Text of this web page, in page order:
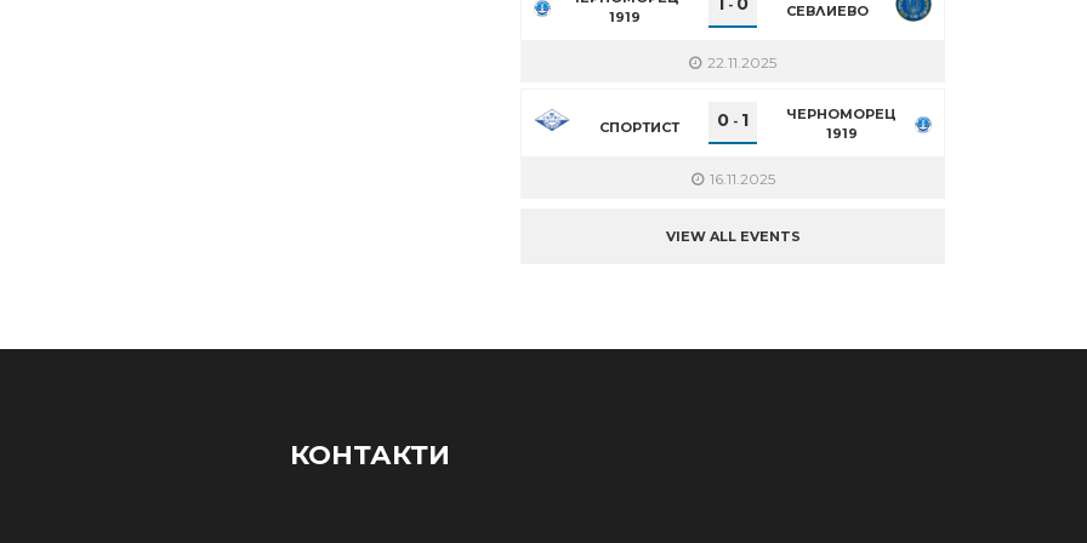
1919
- СЕВЛИЕВО
22.11.2025
СПОРТИСТ 0 - 1
ЧЕРНОМОРЕЦ
1919
16.11.2025
VIEW ALL EVENTS
КОНТАКТИ